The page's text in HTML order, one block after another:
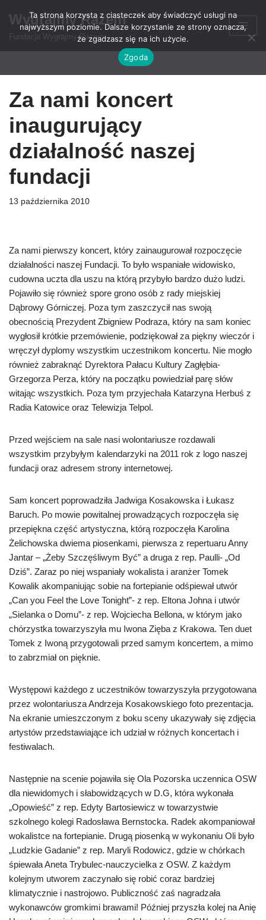
Przejdź
Wygrajmy Razem
Fundacja Wygrajmy Razem
Za nami koncert
inaugurujący
działalność naszej
fundacji
13 października 2010
Za nami pierwszy koncert, który zainaugurował rozpoczęcie
działalności naszej Fundacji. To było wspaniałe widowisko,
cudowna uczta dla uszu na którą przybyło bardzo dużo ludzi.
Pojawiło się również spore grono osób z rady miejskiej
Dąbrowy Górniczej. Poza tym zaszczycił nas swoją
obecnością Prezydent Zbigniew Podraza, który na sam koniec
wygłosił krótkie przemówienie, podziękował za piękny wieczór i
wręczył dyplomy wszystkim uczestnikom koncertu. Nie mogło
również zabraknąć Dyrektora Pałacu Kultury Zagłębia-
Grzegorza Perza, który na początku powiedział parę słów
witając wszystkich. Poza tym przyjechała Katarzyna Herbuś z
Radia Katowice oraz Telewizja Telpol.
Przed wejściem na sale nasi wolontariusze rozdawali
wszystkim przybyłym kalendarzyki na 2011 rok z logo naszej
fundacji oraz adresem strony internetowej.
Sam koncert poprowadziła Jadwiga Kosakowska i Łukasz
Baruch. Po mowie powitalnej prowadzących rozpoczęła się
przepiękna część artystyczna, którą rozpoczęła Karolina
Żelichowska dwiema piosenkami, pierwsza z repertuaru Anny
Jantar – „Żeby Szczęśliwym Być” a druga z rep. Paulli- „Od
Dziś”. Zaraz po niej wspaniały wokalista i aranżer Tomek
Kowalik akompaniując sobie na fortepianie odśpiewał utwór
„Can you Feel the Love Tonight”- z rep. Eltona Johna i utwór
„Sielanka o Domu”- z rep. Wojciecha Bellona, w którym jako
chórzystka towarzyszyła mu Iwona Zięba z Krakowa. Ten duet
Tomek z Iwoną przygotowali przed samym koncertem, a mimo
to zabrzmiał on pięknie.
Występowi każdego z uczestników towarzyszyła przygotowana
przez wolontariusza Andrzeja Kosakowskiego foto prezentacja.
Na ekranie umieszczonym z boku sceny ukazywały się zdjęcia
artystów przedstawiające ich udział w różnych koncertach i
festiwalach.
Następnie na scenie pojawiła się Ola Pozorska uczennica OSW
dla niewidomych i słabowidzących w D.G, która wykonała
„Opowieść” z rep. Edyty Bartosiewicz w towarzystwie
szkolnego kolegi Radosława Bernstocka. Radek akompaniował
wokalistce na fortepianie. Drugą piosenką w wykonaniu Oli było
„Ludzkie Gadanie” z rep. Maryli Rodowicz, gdzie w chórkach
śpiewała Aneta Trybulec-nauczycielka z OSW. Z każdym
kolejnym utworem zaczynało się robić coraz bardziej
klimatycznie i nastrojowo. Publiczność zaś nagradzała
wykonawców gromkimi brawami! Później przyszła kolej na Anię
Ta strona korzysta z ciasteczek aby świadczyć usługi na
najwyższym poziomie. Dalsze korzystanie ze strony oznacza,
że zgadzasz się na ich użycie.
Zgoda